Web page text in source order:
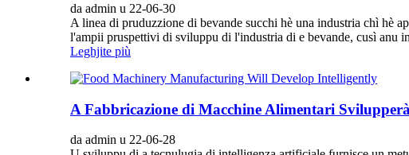
da admin u 22-06-30
A linea di pruduzzione di bevande succhi hè una industria chì hè
l'ampii pruspettivi di sviluppu di l'industria di e bevande, cusì anu
Leghjite più
A Fabbricazione di Macchine Alimentari
da admin u 22-06-28